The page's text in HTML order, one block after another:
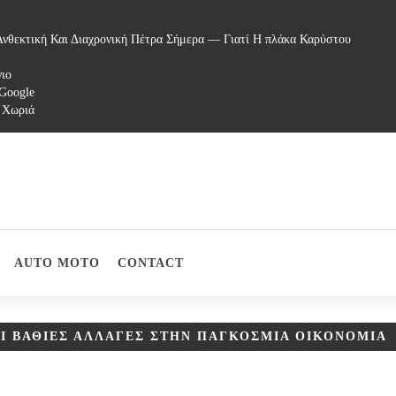
Και Διαχρονική Πέτρα Σήμερα — Γιατί Η πλάκα Καρύστου
AUTO MOTO CONTACT
ΒΑΘΙΈΣ ΑΛΛΑΓΈΣ ΣΤΗΝ ΠΑΓΚΌΣΜΙΑ ΟΙΚΟΝΟΜΊΑ